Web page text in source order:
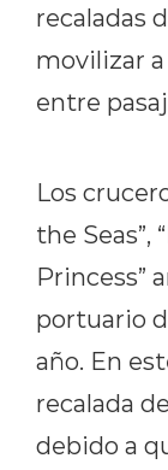
recaladas
movilizar
entre
Los
the Seas”,
Princess”
portuario
año. En
recalada
debido a